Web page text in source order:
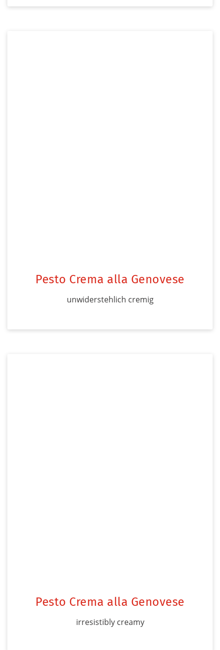
Pesto Crema alla Genovese
unwiderstehlich cremig
Pesto Crema alla Genovese
irresistibly creamy